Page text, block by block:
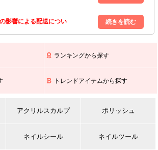
｢出荷業務・お問い合わせ業務｣はお休みいたしま
お問い合わせは8/17(月)以降の対応となりますので
影響による配送につい
物のお届けに遅延が生じております｡
ランキングから探す
トレンドアイテムから探す
アクリルスカルプ ポリッシュ
ネイルシール ネイルツール